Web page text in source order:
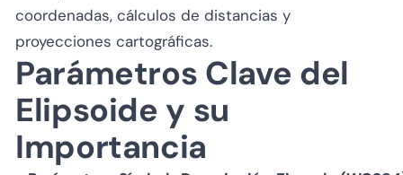
coordenadas, cálculos de distancias y
proyecciones cartográficas.
Parámetros Clave del
Elipsoide y su
Importancia